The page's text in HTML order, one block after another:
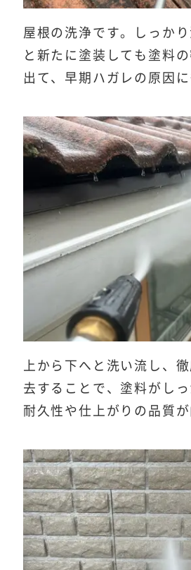
屋根の洗浄です。しっか
と新たに塗装しても塗料
出て、早期ハガレの原因に
上から下へと洗い流し、
去することで、塗料がしっ
耐久性や仕上がりの品質が